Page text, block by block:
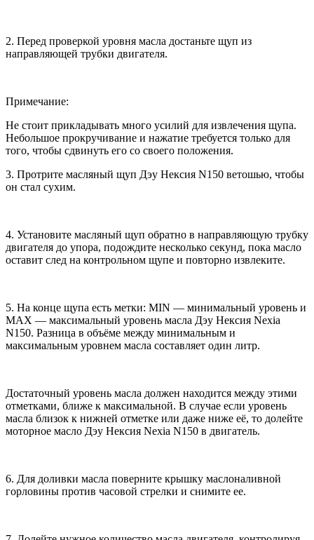
2. Перед проверкой уровня масла достаньте щуп из
направляющей трубки двигателя.
Примечание:
Не стоит прикладывать много усилий для извлечения щупа.
Небольшое прокручивание и нажатие требуется только для
того, чтобы сдвинуть его со своего положения.
3. Протрите масляный щуп Дэу Нексия N150 ветошью, чтобы
он стал сухим.
4. Установите масляный щуп обратно в направляющую трубку
двигателя до упора, подождите несколько секунд, пока масло
оставит след на контрольном щупе и повторно извлеките.
5. На конце щупа есть метки: MIN — минимальный уровень и
MAX — максимальный уровень масла Дэу Нексия Nexia
N150. Разница в объёме между минимальным и
максимальным уровнем масла составляет один литр.
Достаточный уровень масла должен находится между этими
отметками, ближе к максимальной. В случае если уровень
масла близок к нижней отметке или даже ниже её, то долейте
моторное масло Дэу Нексия Nexia N150 в двигатель.
6. Для доливки масла поверните крышку маслоналивной
горловины против часовой стрелки и снимите ее.